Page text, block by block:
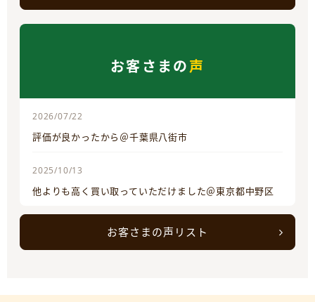
お客さまの声
2026/07/22
評価が良かったから＠千葉県八街市
2025/10/13
他よりも高く買い取っていただけました＠東京都中野区
お客さまの声リスト